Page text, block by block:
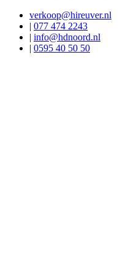
verkoop@hireuver.nl
| 077 474 2243
| info@hdnoord.nl
| 0595 40 50 50